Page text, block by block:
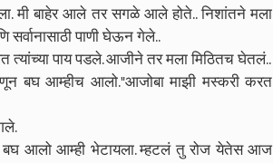
मी बाहेर आले तर सगळे आले होते.. निशांतने मला
पाणी घेऊन गेले..
त्यांच्या पाय पडले. आजीने तर मला मिठितच घेतलं..
बघ आम्हीच आलो."आजोबा माझी मस्करी करत
बघ आलो आम्ही भेटायला. म्हटलं तु रोज येतेस आज